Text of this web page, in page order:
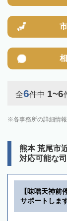
全6件中 1~6
各事務所の詳細情
熊本 荒尾市
対応可能な
【味噌天神
サポートしま